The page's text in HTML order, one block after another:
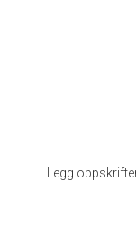
Legg